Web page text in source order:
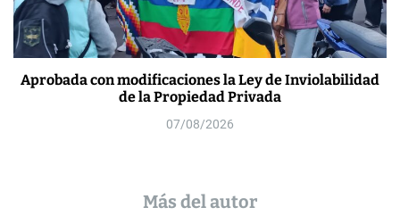
Aprobada con modificaciones la Ley de Inviolabilidad
de la Propiedad Privada
07/08/2026
Más del autor